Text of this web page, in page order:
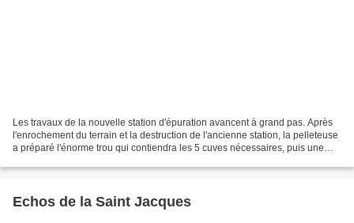
Les travaux de la nouvelle station d'épuration avancent à grand pas. Après
l'enrochement du terrain et la destruction de l'ancienne station, la pelleteuse
a préparé l'énorme trou qui contiendra les 5 cuves nécessaires, puis une
Echos de la Saint Jacques